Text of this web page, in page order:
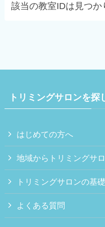
該当の教室IDは見つか
トリミングサロンを探
はじめての方へ
地域からトリミングサ
トリミングサロンの基
よくある質問